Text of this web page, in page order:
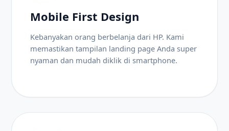
Mobile First Design
Kebanyakan orang berbelanja dari HP. Kami
memastikan tampilan landing page Anda super
nyaman dan mudah diklik di smartphone.